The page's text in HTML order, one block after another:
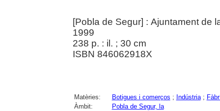
[Pobla de Segur] : Ajuntament de
1999
238 p. : il. ; 30 cm
ISBN 846062918X
Matèries: Botigues i comerços ; Indústria;
Àmbit:
Pobla de Segur, la